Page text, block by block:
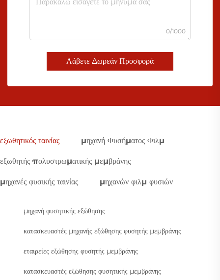
0/1000
Λάβετε Δωρεάν Προσφορά
εξωθητικός ταινίας μηχανή Φυσήματος Φιλμ
εξωθητής πολυστρωματικής μεμβράνης
μηχανές φυσικής ταινίας μηχανών φιλμ φυσιών
μηχανή φυσητικής εξώθησης
κατασκευαστές μηχανής εξώθησης φυσητής μεμβράνης
εταιρείες εξώθησης φυσητής μεμβράνης
κατασκευαστές εξώθησης φυσητικής μεμβράνης